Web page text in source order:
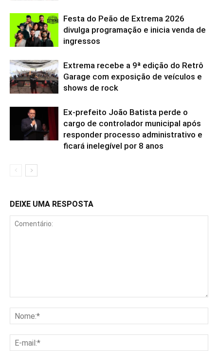
Festa do Peão de Extrema 2026
divulga programação e inicia venda de
ingressos
Extrema recebe a 9ª edição do Retrô
Garage com exposição de veículos e
shows de rock
Ex-prefeito João Batista perde o
cargo de controlador municipal após
responder processo administrativo e
ficará inelegível por 8 anos
DEIXE UMA RESPOSTA